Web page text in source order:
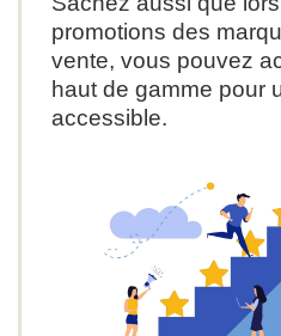
promotions des
vente, vous pouvez
haut de gamme pour
accessible.